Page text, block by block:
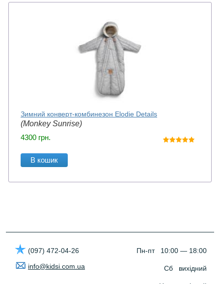
Зимний конверт-комбинезон Elodie Details
(Monkey Sunrise)
4300 грн.
В кошик
(097) 472-04-26
info@kidsi.com.ua
Пн-пт 10:00 — 18:00
Сб вихідний